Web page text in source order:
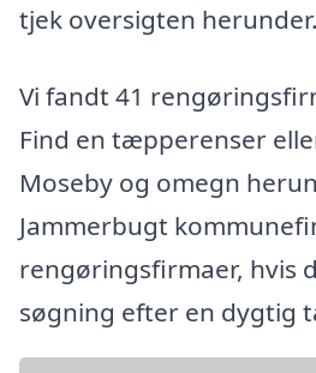
tjek oversigten herunder.
Vi fandt 41
Find en tæpperenser
Moseby og omegn
Jammerbugt
rengøringsfirmaer, hvis
søgning efter en dygtig